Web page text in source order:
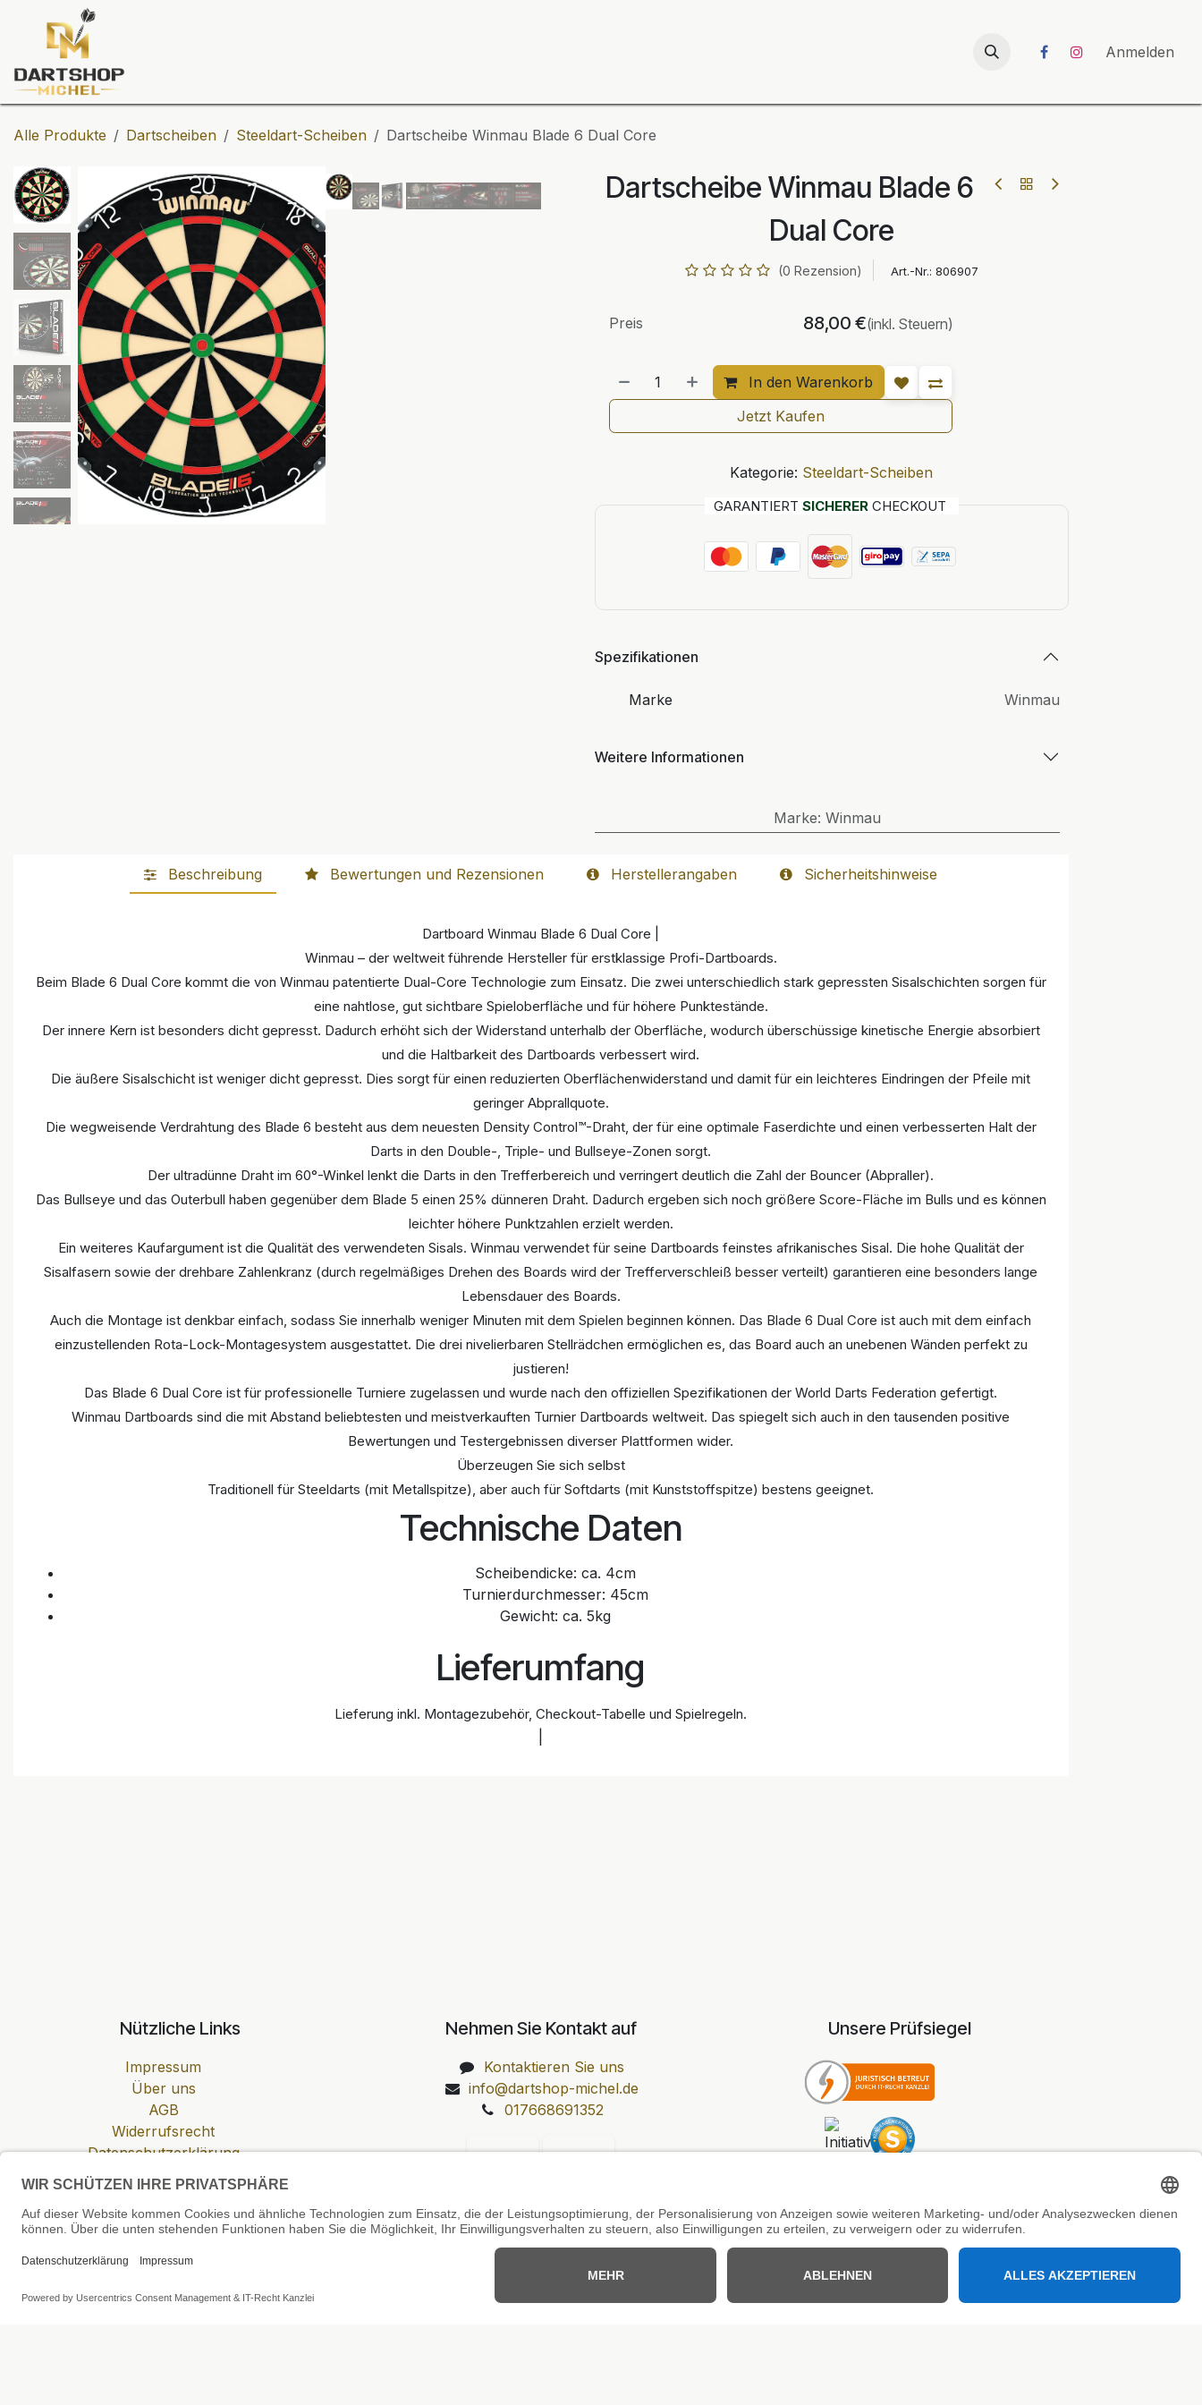
Zum Inhalt springen
UNICORN-Launch 2026 Anmelden
Alle Produkte Dartscheiben Steeldart-Scheiben Dartscheibe Winmau Blade 6 Dual Core
Dartscheibe Winmau Blade 6
Dual Core
(0 Rezension) Art.-Nr.: 806907
In den Warenkorb
Preis 88,00 €(inkl. Steuern)
Jetzt Kaufen
Kategorie: Steeldart-Scheiben
GARANTIERT SICHERERCHECKOUT
Spezifikationen
Marke Winmau
Weitere Informationen
Marke: Winmau
Beschreibung Bewertungen und Rezensionen Herstellerangaben Sicherheitshinweise
Dartboard Winmau Blade 6 Dual Core |
Winmau – der weltweit führende Hersteller für erstklassige Profi-Dartboards.
Beim Blade 6 Dual Core kommt die von Winmau patentierte Dual-Core Technologie zum Einsatz. Die zwei unterschiedlich stark gepressten Sisalschichten sorgen für
eine nahtlose, gut sichtbare Spieloberfläche und für höhere Punktestände.
Der innere Kern ist besonders dicht gepresst. Dadurch erhöht sich der Widerstand unterhalb der Oberfläche, wodurch überschüssige kinetische Energie absorbiert
und die Haltbarkeit des Dartboards verbessert wird.
Die äußere Sisalschicht ist weniger dicht gepresst. Dies sorgt für einen reduzierten Oberflächenwiderstand und damit für ein leichteres Eindringen der Pfeile mit
geringer Abprallquote.
Die wegweisende Verdrahtung des Blade 6 besteht aus dem neuesten Density Control™-Draht, der für eine optimale Faserdichte und einen verbesserten Halt der
Darts in den Double-, Triple- und Bullseye-Zonen sorgt.
Der ultradünne Draht im 60°-Winkel lenkt die Darts in den Trefferbereich und verringert deutlich die Zahl der Bouncer (Abpraller).
Das Bullseye und das Outerbull haben gegenüber dem Blade 5 einen 25% dünneren Draht. Dadurch ergeben sich noch größere Score-Fläche im Bulls und es können
leichter höhere Punktzahlen erzielt werden.
Ein weiteres Kaufargument ist die Qualität des verwendeten Sisals. Winmau verwendet für seine Dartboards feinstes afrikanisches Sisal. Die hohe Qualität der
Sisalfasern sowie der drehbare Zahlenkranz (durch regelmäßiges Drehen des Boards wird der Trefferverschleiß besser verteilt) garantieren eine besonders lange
Lebensdauer des Boards.
Auch die Montage ist denkbar einfach, sodass Sie innerhalb weniger Minuten mit dem Spielen beginnen können. Das Blade 6 Dual Core ist auch mit dem einfach
einzustellenden Rota-Lock-Montagesystem ausgestattet. Die drei nivelierbaren Stellrädchen ermöglichen es, das Board auch an unebenen Wänden perfekt zu
justieren!
Das Blade 6 Dual Core ist für professionelle Turniere zugelassen und wurde nach den offiziellen Spezifikationen der World Darts Federation gefertigt.
Winmau Dartboards sind die mit Abstand beliebtesten und meistverkauften Turnier Dartboards weltweit. Das spiegelt sich auch in den tausenden positive
Bewertungen und Testergebnissen diverser Plattformen wider.
Überzeugen Sie sich selbst
Traditionell für Steeldarts (mit Metallspitze), aber auch für Softdarts (mit Kunststoffspitze) bestens geeignet.
Technische Daten
Scheibendicke: ca. 4cm
Turnierdurchmesser: 45cm
Gewicht: ca. 5kg
Lieferumfang
Lieferung inkl. Montagezubehör, Checkout-Tabelle und Spielregeln.
Nützliche Links
Impressum
Über uns
AGB
Widerrufsrecht
Datenschutzerklärung
Cookie-Einstellungen
Nehmen Sie Kontakt auf
Kontaktieren Sie uns
info@dartshop-michel.de
017668691352
Unsere Prüfsiegel